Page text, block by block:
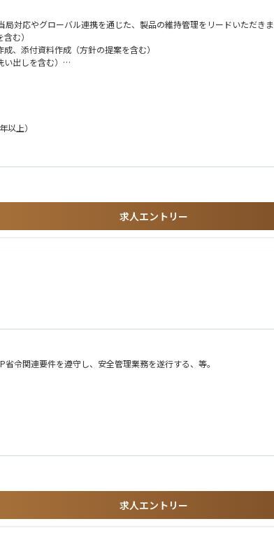
対応やグローバル連携を通じた、製品の維持管理をリードいただき
む）
、添付資料作成（方針の提案を含む）
出しを含む）
きます。
他部署と連携し
なく、薬事としての総合力を養える環境です。
以上）
ュニケーション
求人エントリー
令関連要件を遵守し、安全管理業務を遂行する、等。
求人エントリー